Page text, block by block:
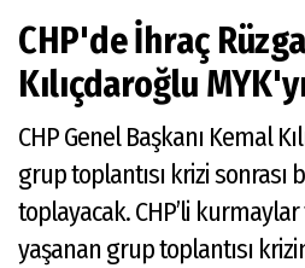
Günün
Haberleri
Biyografiler
CHP'de İhraç
Kılıçdaroğlu
CHP Genel Başkanı Kemal
grup toplantısı krizi sonrası
toplayacak. CHP’li
yaşanan grup toplantısı